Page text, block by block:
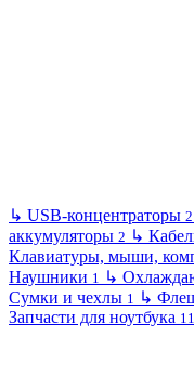
↳ USB-концентраторы 2
аккумуляторы 2 ↳
Клавиатуры, мыши,
Наушники 1 ↳
Сумки и чехлы 1 ↳
Запчасти для ноутбука 11